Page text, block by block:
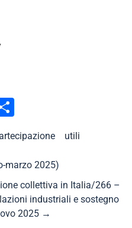
utili
marzo 2025)
collettiva in Italia/266 –
industriali e sostegno
2025 →